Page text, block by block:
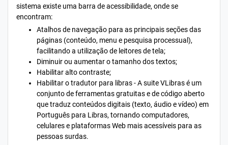
sistema existe uma barra de acessibilidade, onde se
encontram:
Atalhos de navegação para as principais seções das
páginas (conteúdo, menu e pesquisa processual),
facilitando a utilização de leitores de tela;
Diminuir ou aumentar o tamanho dos textos;
Habilitar alto contraste;
Habilitar o tradutor para libras - A suite VLibras é um
conjunto de ferramentas gratuitas e de código aberto
que traduz conteúdos digitais (texto, áudio e vídeo) em
Português para Libras, tornando computadores,
celulares e plataformas Web mais acessíveis para as
pessoas surdas.